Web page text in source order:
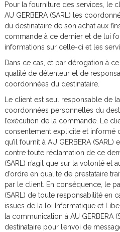
Pour la fourniture des services, le
AU GERBERA (SARL) les
du destinataire de son achat aux
commande à ce dernier et de lui
informations sur celle-ci et les
Dans ce cas, et par dérogation à
qualité de détenteur et de
coordonnées du destinataire.
Le client est seul responsable de
coordonnées personnelles du
l’exécution de la commande. Le
consentement explicite et informé
qu’il fournit à AU GERBERA (SARL)
contre toute réclamation de ce
(SARL) n’agit que sur la volonté et
d’ordre en qualité de prestataire
par le client. En conséquence, le
(SARL) de toute responsabilité en
issues de la loi Informatique et
la communication à AU GERBERA
destinataire pour l’envoi de